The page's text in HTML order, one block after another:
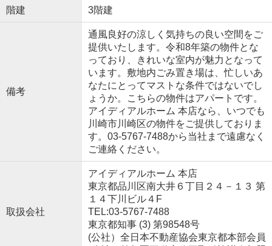
階建 3階建
備考
通風良好の涼しく気持ちの良い空間をご
提供いたします。令和8年築の物件とな
っており、きれいな室内が魅力となって
います。敷地内ごみ置き場は、忙しいあ
なたにとってマストな条件ではないでし
ょうか。こちらの物件はアパートです。
アイディアルホーム 本店なら、いつでも
川崎市川崎区の物件をご提供しておりま
す。03-5767-7488から当社まで遠慮なく
ご連絡ください。
取扱会社
アイディアルホーム 本店
東京都品川区南大井６丁目２４－１３ 第
１４下川ビル４F
TEL:03-5767-7488
東京都知事 (3) 第98548号
(公社）全日本不動産協会東京都本部会員